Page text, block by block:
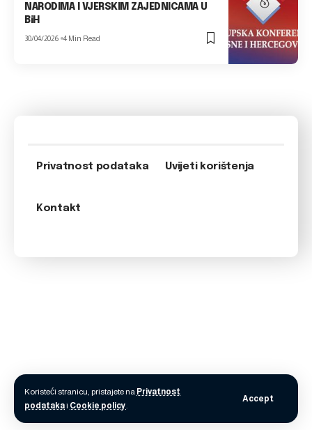
Koristeći stranicu, pristajete na Privatnost
podatakai Cookie policy.
Accept
NARODIMA I VJERSKIM ZAJEDNICAMA U
BiH
30/04/2026 4 Min Read
Privatnost podataka Uvijeti korištenja
Kontakt